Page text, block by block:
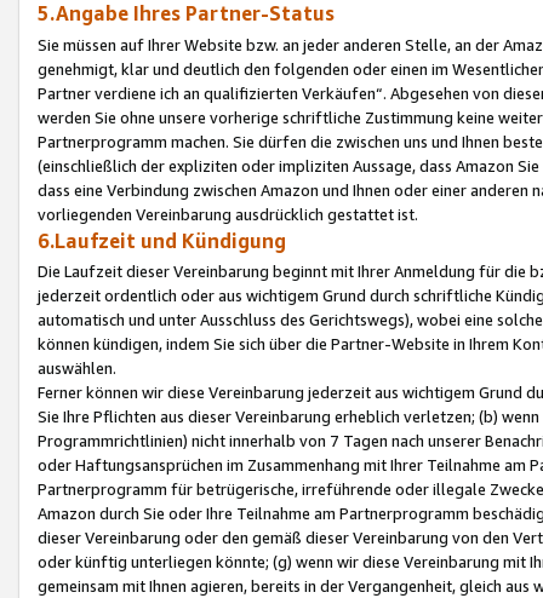
5.Angabe Ihres Partner-Status
Sie müssen auf Ihrer Website bzw. an jeder anderen Stelle, an der
genehmigt, klar und deutlich den folgenden oder einen im
Partner verdiene ich an qualifizierten Verkäufen“. Abgesehen von
werden Sie ohne unsere vorherige schriftliche Zustimmung keine
Partnerprogramm machen. Sie dürfen die zwischen uns und Ihnen
(einschließlich der expliziten oder impliziten Aussage, dass Amazon
dass eine Verbindung zwischen Amazon und Ihnen oder einer
vorliegenden Vereinbarung ausdrücklich gestattet ist.
6.Laufzeit und Kündigung
Die Laufzeit dieser Vereinbarung beginnt mit Ihrer Anmeldung für die
jederzeit ordentlich oder aus wichtigem Grund durch schriftliche
automatisch und unter Ausschluss des Gerichtswegs), wobei eine
können kündigen, indem Sie sich über die Partner-Website in Ihrem
auswählen.
Ferner können wir diese Vereinbarung jederzeit aus wichtigem Grund
Sie Ihre Pflichten aus dieser Vereinbarung erheblich verletzen; (b)
Programmrichtlinien) nicht innerhalb von 7 Tagen nach unserer
oder Haftungsansprüchen im Zusammenhang mit Ihrer Teilnahme am
Partnerprogramm für betrügerische, irreführende oder illegale
Amazon durch Sie oder Ihre Teilnahme am Partnerprogramm
dieser Vereinbarung oder den gemäß dieser Vereinbarung von den
oder künftig unterliegen könnte; (g) wenn wir diese Vereinbarung mit
gemeinsam mit Ihnen agieren, bereits in der Vergangenheit, gleich